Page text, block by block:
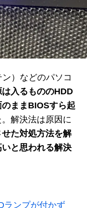
ン）などのパソコ
入るもののHDD
ままBIOSすら起
解決法は原因に
た対処方法を解
と思われる解決
ランプが付かず